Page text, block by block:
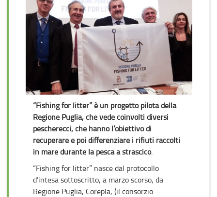
“Fishing for litter” è un progetto pilota della
Regione Puglia, che vede coinvolti diversi
pescherecci, che hanno l’obiettivo di
recuperare e poi differenziare i rifiuti raccolti
in mare durante la pesca a strascico.
“Fishing for litter” nasce dal protocollo
d’intesa sottoscritto, a marzo scorso, da
Regione Puglia, Corepla, (il consorzio